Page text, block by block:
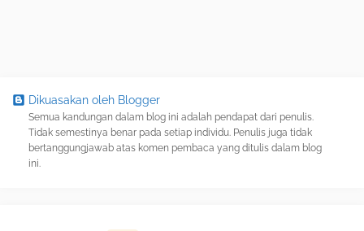
Dikuasakan oleh Blogger
Semua kandungan dalam blog ini adalah pendapat dari penulis.
Tidak semestinya benar pada setiap individu. Penulis juga tidak
bertanggungjawab atas komen pembaca yang ditulis dalam blog
ini.